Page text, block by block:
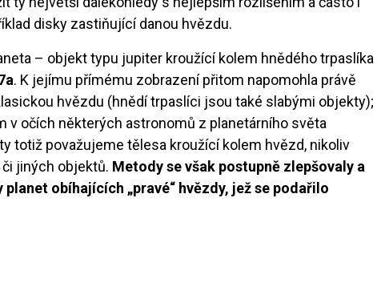
disky zastiňující danou hvězdu.
– objekt typu jupiter kroužící kolem hnědého trpaslíka
. K jejímu přímému zobrazení přitom napomohla právě
hvězdu (hnědí trpaslíci jsou také slabými objekty);
v očích některých astronomů z planetárního světa
totiž považujeme tělesa kroužící kolem hvězd, nikoliv
jiných objektů. Metody se však postupně zlepšovaly a
obíhajících „pravé“ hvězdy, jež se podařilo